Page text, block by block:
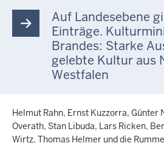
Auf Landesebene
Einträge.
Brandes: Starke
gelebte Kultur aus
Westfalen
Helmut Rahn, Ernst Kuzzorra, Günter
Overath, Stan Libuda, Lars Ricken,
Wirtz, Thomas Helmer und die